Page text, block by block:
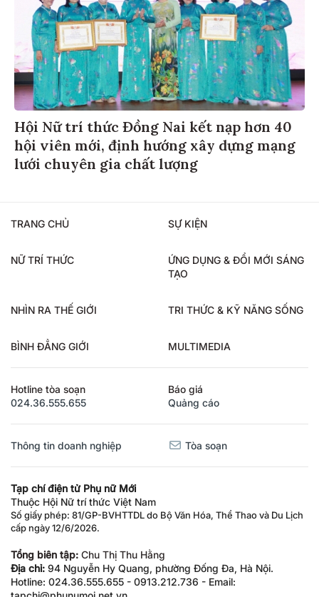
Hội Nữ trí thức Đồng Nai kết nạp hơn 40
hội viên mới, định hướng xây dựng mạng
lưới chuyên gia chất lượng
TRANG CHỦ SỰ KIỆN
NỮ TRÍ THỨC
ỨNG DỤNG & ĐỔI MỚI SÁNG
TẠO
NHÌN RA THẾ GIỚI TRI THỨC & KỸ NĂNG SỐNG
BÌNH ĐẲNG GIỚI MULTIMEDIA
Hotline tòa soạn
024.36.555.655
Báo giá
Quảng cáo
Thông tin doanh nghiệp Tòa soạn
Tạp chí điện tử Phụ nữ Mới
Thuộc Hội Nữ trí thức Việt Nam
Số giấy phép: 81/GP-BVHTTDL do Bộ Văn Hóa, Thể Thao và Du Lịch
cấp ngày 12/6/2026.
Tổng biên tập: Chu Thị Thu Hằng
Địa chỉ: 94 Nguyễn Hy Quang, phường Đống Đa, Hà Nội.
Hotline: 024.36.555.655 - 0913.212.736 - Email:
tapchi@phunumoi.net.vn